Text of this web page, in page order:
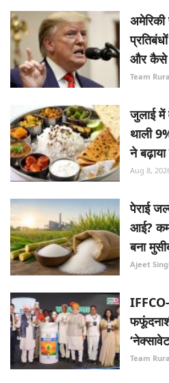
और कैसे
Team
जुलाई
थाली
ने
Aug 8,
पेराई
आई? कम
बना
Ajeet
Team